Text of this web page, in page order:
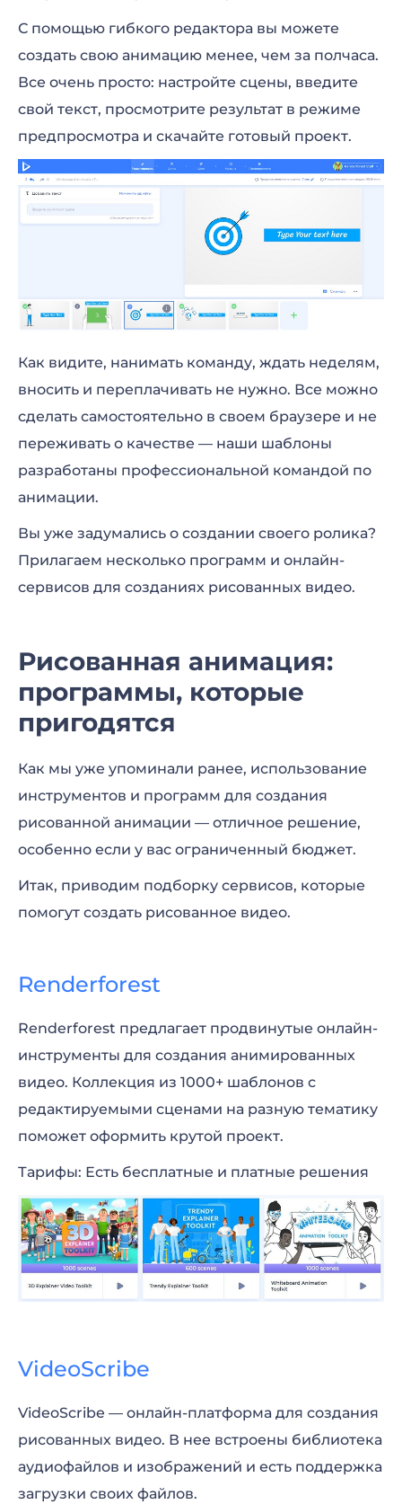
С помощью гибкого редактора вы можете
создать свою анимацию менее, чем за полчаса.
Все очень просто: настройте сцены, введите
свой текст, просмотрите результат в режиме
предпросмотра и скачайте готовый проект.
Как видите, нанимать команду, ждать неделям,
вносить и переплачивать не нужно. Все можно
сделать самостоятельно в своем браузере и не
переживать о качестве — наши шаблоны
разработаны профессиональной командой по
анимации.
Вы уже задумались о создании своего ролика?
Прилагаем несколько программ и онлайн-
сервисов для созданиях рисованных видео.
Рисованная анимация:
программы, которые
пригодятся
Как мы уже упоминали ранее, использование
инструментов и программ для создания
рисованной анимации — отличное решение,
особенно если у вас ограниченный бюджет.
Итак, приводим подборку сервисов, которые
помогут создать рисованное видео.
Renderforest
Renderforest предлагает продвинутые онлайн-
инструменты для создания анимированных
видео. Коллекция из 1000+ шаблонов с
редактируемыми сценами на разную тематику
поможет оформить крутой проект.
Тарифы: Есть бесплатные и платные решения
VideoScribe
VideoScribe — онлайн-платформа для создания
рисованных видео. В нее встроены библиотека
аудиофайлов и изображений и есть поддержка
загрузки своих файлов.